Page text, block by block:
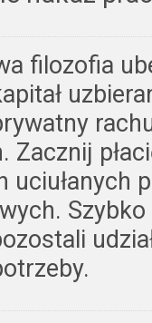
filozofia
Zacznij
uciułanych